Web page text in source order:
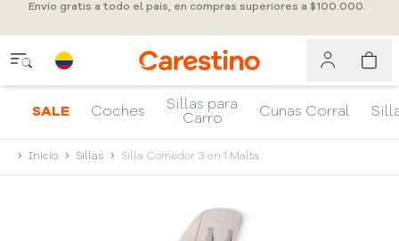
Envío gratis a todo el país, en compras superiores a $100.000.
SALE Coches
Sillas para
Carro
Cunas Corral
Inicio Sillas Silla Comedor 3 en 1 Malta